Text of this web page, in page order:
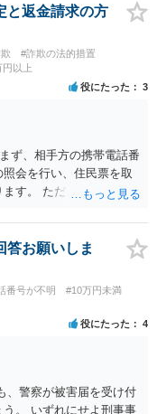
れません。 以上、ご参
と返金請求の方
#詐欺の法的措置
円以上
役にたった 3
ず、相手方の携帯電話番
会を行い、住民票を取
す。 ただ、他人名義の
ば照会できる可能性はあ
難しくなります。 身元
確認していきます。 基
ません。 詐欺を含め、
きます。 さらに、渡し
します。 上記を経て、
のとおり、詐欺である
が出来るのであれば、
事上の詐欺の立証以上
は、一度、最寄りの警察
答お願いしま
番号が不明
#10万円未満
役にたった 4
、警察が被害届を受け付
。 いずれにせよ刑事事